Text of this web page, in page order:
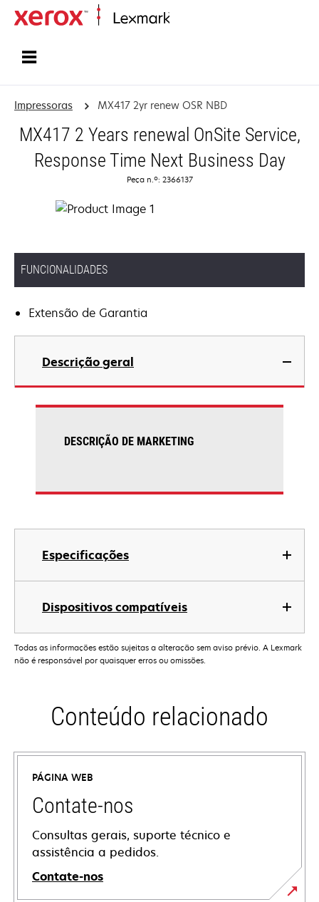
Impressoras MX417 2yr renew OSR NBD
MX417 2 Years renewal OnSite Service,
Response Time Next Business Day
Peça n.º: 2366137
FUNCIONALIDADES
Extensão de Garantia
Descrição geral
Especificações
Dispositivos compatíveis
DESCRIÇÃO DE MARKETING
Todas as informações estão sujeitas a alteração sem aviso prévio. A Lexmark
não é responsável por quaisquer erros ou omissões.
Conteúdo relacionado
PÁGINA WEB
Contate-nos
Consultas gerais, suporte técnico e
assistência a pedidos.
Contate-nos